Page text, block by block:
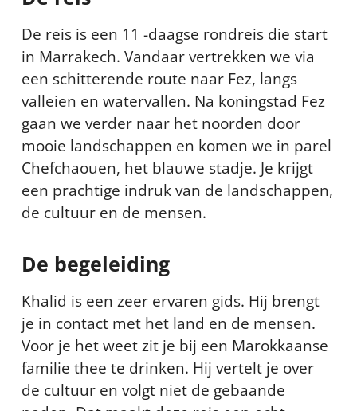
De reis is een 11 -daagse rondreis die start
in Marrakech. Vandaar vertrekken we via
een schitterende route naar Fez, langs
valleien en watervallen. Na koningstad Fez
gaan we verder naar het noorden door
mooie landschappen en komen we in parel
Chefchaouen, het blauwe stadje. Je krijgt
een prachtige indruk van de landschappen,
de cultuur en de mensen.
De begeleiding
Khalid is een zeer ervaren gids. Hij brengt
je in contact met het land en de mensen.
Voor je het weet zit je bij een Marokkaanse
familie thee te drinken. Hij vertelt je over
de cultuur en volgt niet de gebaande